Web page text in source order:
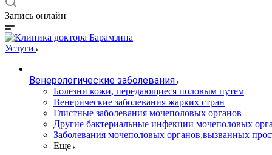
Запись онлайн
Услуги
Венерологические заболевания
Болезни кожи, передающиеся половым путем
Венерические заболевания жарких стран
Глистные заболевания мочеполовых органов
Другие бактериальные инфекции мочеполовых
Заболевания мочеполовых органов,вызванных
Еще